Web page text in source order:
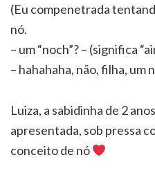
(Eu compenetrada
nó.
– um “noch”? – (significa
– hahahaha, não, filha, um
Luiza, a sabidinha de 2
apresentada, sob pressa
conceito de nó